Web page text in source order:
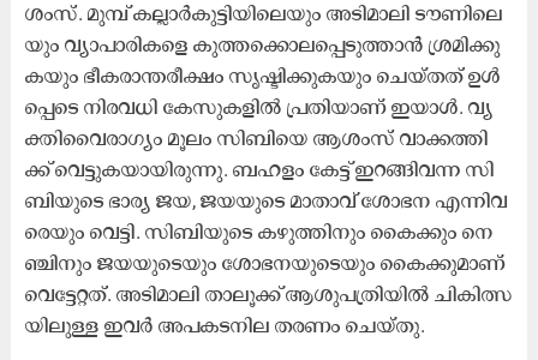
ശം​സ്. മു​മ്പ്​ ക​ല്ലാ​ർ​കു​ട്ടി​യി​ലെ​യും അ​ടി​മാ​ലി ടൗ​ണി​ലെ​
യും വ്യാ​പാ​രി​ക​ളെ കു​ത്ത​ക്കൊ​ല​പ്പെ​ടു​ത്താ​ൻ ശ്ര​മി​ക്കു​
ക​യും ഭീ​ക​രാ​ന്ത​രീ​ക്ഷം സൃ​ഷ്ടി​ക്കു​ക​യും ചെ​യ്ത​ത്​ ഉ​ൾ​
പ്പെ​ടെ നി​ര​വ​ധി കേ​സു​ക​ളി​ൽ പ്ര​തി​യാ​ണ് ഇ​യാ​ൾ. വ്യ​
ക്തി​വൈ​രാ​ഗ്യം മൂ​ലം സി​ബി​യെ ആ​ശം​സ്​ വാ​ക്ക​ത്തി​
ക്ക്​ വെ​ട്ടു​ക​യാ​യി​രു​ന്നു. ബ​ഹ​ളം കേ​ട്ട് ഇ​റ​ങ്ങി​വ​ന്ന സി​
ബി​യു​ടെ ഭാ​ര്യ ജ​യ, ജ​യ​യു​ടെ മാ​താ​വ്​ ശോ​ഭ​ന എ​ന്നി​വ​
രെ​യും വെ​ട്ടി. സി​ബി​യു​ടെ ക​ഴു​ത്തി​നും കൈ​ക്കും നെ​
ഞ്ചി​നും ജ​യ​യു​ടെ​യും ശോ​ഭ​ന​യു​ടെ​യും കൈ​ക്കു​മാ​ണ്​
വെ​ട്ടേ​റ്റ​ത്. അ​ടി​മാ​ലി താ​ലൂ​ക്ക് ആ​ശു​പ​ത്രി​യി​ൽ ചി​കി​ത്സ​
യി​ലു​ള്ള ഇ​വ​ർ അ​പ​ക​ട​നി​ല ത​ര​ണം ചെ​യ്തു.